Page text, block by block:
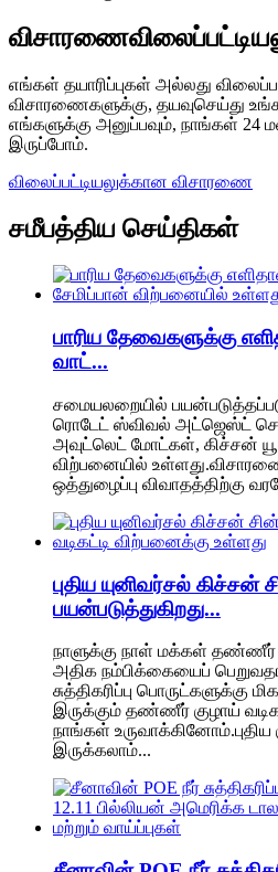
விசாரணை
எங்கள் தயாரிப்புகள் அல்லது
விசாரணைகளுக்கு, தயவுசெய்து
எங்களுக்கு அனுப்பவும், நாங்கள் 24
இருப்போம்.
விலைப்பட்டியலுக்கான விசாரணை
சமீபத்திய செய்திகள்
பாரிய தேவைகளுக்கு
வாட்...
சமையலறையில் பயன்படுத்தப்படும்
ரொடேட் ஸ்விவல் அட்ஜெஸ்ட்
அவுட்லெட் மோட்கள், கிச்சன்
விற்பனையில்
ஒத்துழைப்பு விவாதத்திற்கு
புதிய யுனிவர்சல் கிச்சன்
பயன்படுத்துகிறது...
நாளுக்கு நாள் மக்கள் தண்ணீர்
அதிக நம்பிக்கையைப்
சுத்திகரிப்பு பொருட்களுக்கு
இருக்கும் தண்ணீர் குழாய்
நாங்கள் உருவாக்கினோம்.புதிய
இருக்கலாம்...